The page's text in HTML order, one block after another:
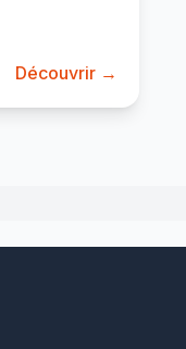
Découvrir →